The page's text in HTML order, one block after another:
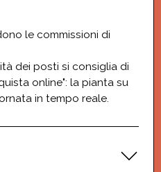
le commissioni di
dei posti si consiglia di
online": la pianta su
in tempo reale.